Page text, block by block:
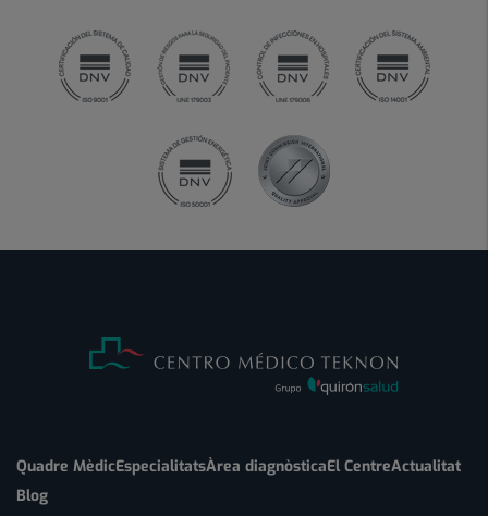
Quadre MèdicEspecialitatsÀrea diagnòsticaEl CentreActualitat
Blog